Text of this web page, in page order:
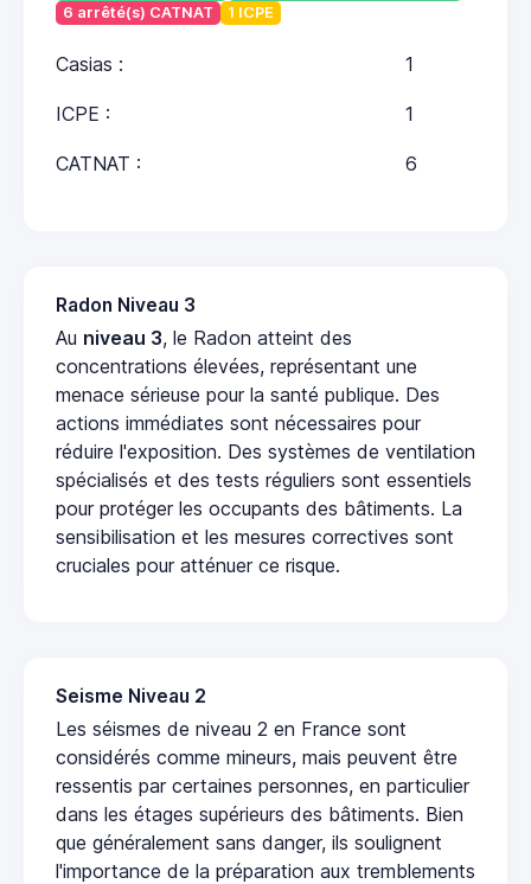
6 arrêté(s) CATNAT
1 ICPE
Casias : 1
ICPE : 1
CATNAT : 6
Radon Niveau 3
Au niveau 3, le Radon atteint des
concentrations élevées, représentant une
menace sérieuse pour la santé publique. Des
actions immédiates sont nécessaires pour
réduire l'exposition. Des systèmes de ventilation
spécialisés et des tests réguliers sont essentiels
pour protéger les occupants des bâtiments. La
sensibilisation et les mesures correctives sont
cruciales pour atténuer ce risque.
Seisme Niveau 2
Les séismes de niveau 2 en France sont
considérés comme mineurs, mais peuvent être
ressentis par certaines personnes, en particulier
dans les étages supérieurs des bâtiments. Bien
que généralement sans danger, ils soulignent
l'importance de la préparation aux tremblements